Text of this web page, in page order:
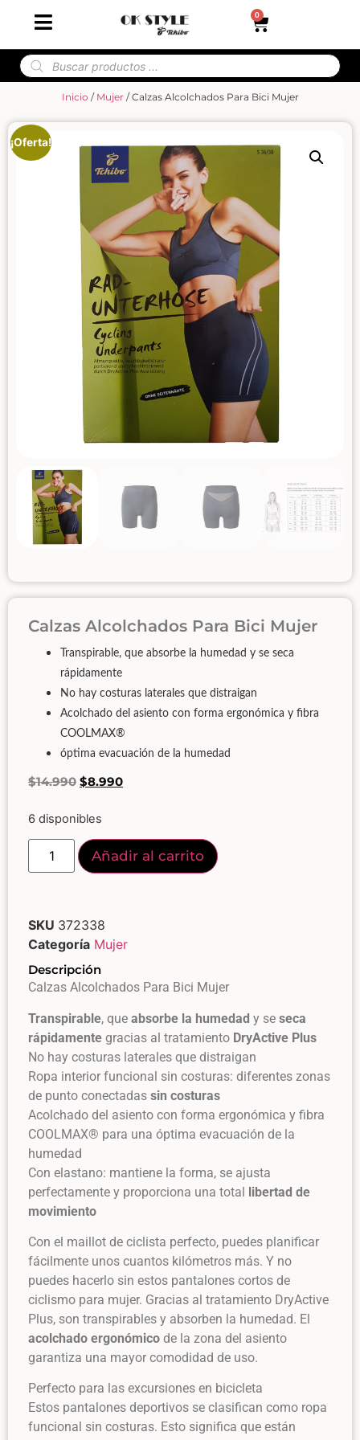
0
Inicio / Mujer/ Calzas Alcolchados Para Bici Mujer
¡Oferta!
Calzas Alcolchados Para Bici Mujer
Transpirable, que absorbe la humedad y se seca
rápidamente
No hay costuras laterales que distraigan
Acolchado del asiento con forma ergonómica y fibra
COOLMAX®
óptima evacuación de la humedad
$14.990 $8.990
6 disponibles
Añadir al carrito
SKU 372338
Categoría Mujer
Descripción
Calzas Alcolchados Para Bici Mujer
Transpirable, que absorbe la humedad y se seca
rápidamente gracias al tratamiento DryActive Plus
No hay costuras laterales que distraigan
Ropa interior funcional sin costuras: diferentes zonas
de punto conectadas sin costuras
Acolchado del asiento con forma ergonómica y fibra
COOLMAX® para una óptima evacuación de la
humedad
Con elastano: mantiene la forma, se ajusta
perfectamente y proporciona una total libertad de
movimiento
Con el maillot de ciclista perfecto, puedes planificar
fácilmente unos cuantos kilómetros más. Y no
puedes hacerlo sin estos pantalones cortos de
ciclismo para mujer. Gracias al tratamiento DryActive
Plus, son transpirables y absorben la humedad. El
acolchado ergonómico de la zona del asiento
garantiza una mayor comodidad de uso.
Perfecto para las excursiones en bicicleta
Estos pantalones deportivos se clasifican como ropa
funcional sin costuras. Esto significa que están